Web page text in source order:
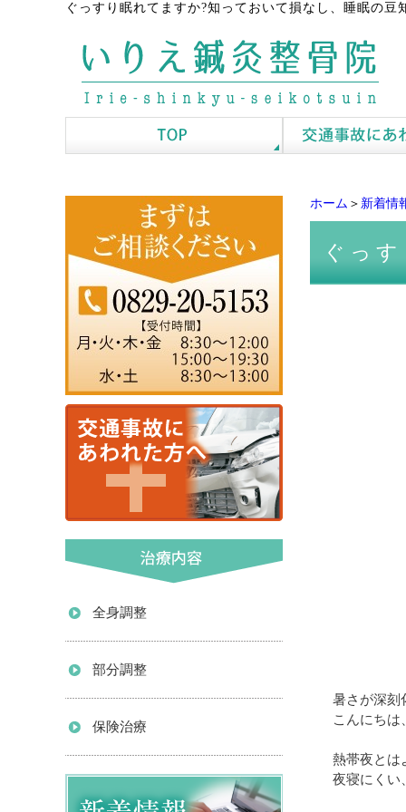
ぐっすり眠れてますか?知っておいて損なし、睡眠の豆
ホーム ＞ 新着情
ぐっ
暑さが深刻
こんにちは
熱帯夜とは
夜寝にくい
全身調整
部分調整
保険治療